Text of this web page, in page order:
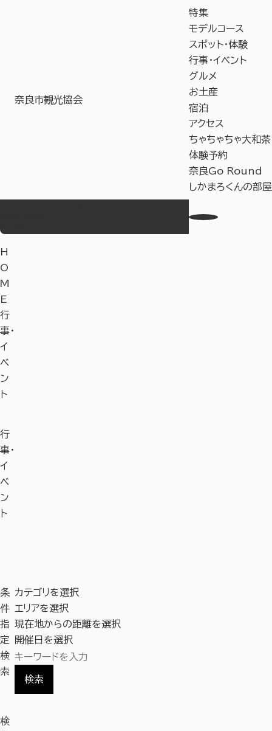
奈良市観光協会
特集
モデルコース
スポット・体験
行事・イベント
グルメ
お土産
宿泊
アクセス
ちゃちゃちゃ大和茶
体験予約
奈良Go Round
しかまろくんの部屋
H
O
M
E
行
事・
イ
ベ
ン
ト
行
事・
イ
ベ
ン
ト
条
件
指
定
検
索
カテゴリを選択
エリアを選択
現在地からの距離を選択
開催日を選択
検索
検